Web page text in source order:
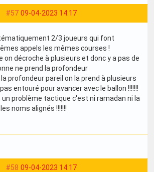
#57 09-04-2023 14:17
2/3 joueurs qui font
appels les mêmes courses !
on décroche à plusieurs et donc y a pas de
ne prend la profondeur
profondeur pareil on la prend à plusieurs
entouré pour avancer avec le ballon !!!!!!!
problème tactique c'est ni ramadan ni la
noms alignés !!!!!!!
#58 09-04-2023 14:17